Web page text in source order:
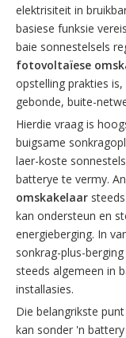
elektrisiteit in
basiese funksie
baie sonnestelsels
fotovoltaïese
opstelling prakties
gebonde, buite-
Hierdie vraag is
buigsame
laer-koste
batterye te vermy.
omskakelaar
kan ondersteun en
energieberging. In
sonkrag-plus-
steeds algemeen in
installasies.
Die belangrikste
kan sonder 'n